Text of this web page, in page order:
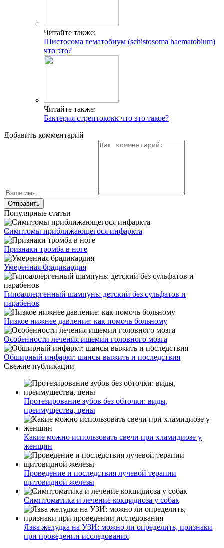
Читайте также:
Шистосома гематобиум (schistosoma haematobium)
что это?
Читайте также:
Бактерия стрептококк что это такое?
Добавить комментарий
Популярные статьи
Симптомы приближающегося инфаркта
Признаки тромба в ноге
Умеренная брадикардия
Гипоаллергенный шампунь: детский без сульфатов и
парабенов
Низкое нижнее давление: как помочь больному
Особенности лечения ишемии головного мозга
Обширный инфаркт: шансы выжить и последствия
Свежие публикации
Протезирование зубов без обточки: виды,
преимущества, цены
Какие можно использовать свечи при хламидиозе у
женщин
Проведение и последствия лучевой терапии
щитовидной железы
Симптоматика и лечение кокцидиоза у собак
Язва желудка на УЗИ: можно ли определить, признаки
при проведении исследования